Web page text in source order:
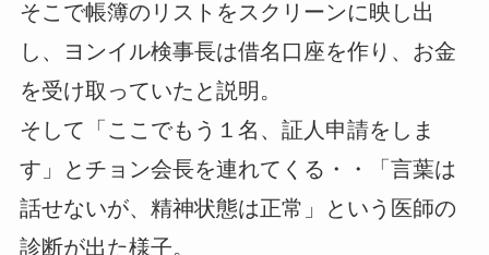
そこで帳簿のリストをスクリーンに映し出
し、ヨンイル検事長は借名口座を作り、お金
を受け取っていたと説明。
そして「ここでもう１名、証人申請をしま
す」とチョン会長を連れてくる・・「言葉は
話せないが、精神状態は正常」という医師の
診断が出た様子。